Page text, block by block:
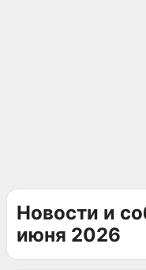
Новости и
июня 2026